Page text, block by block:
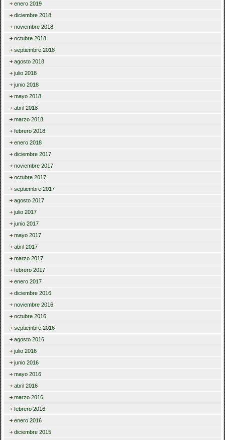
enero 2019
diciembre 2018
noviembre 2018
octubre 2018
septiembre 2018
agosto 2018
julio 2018
junio 2018
mayo 2018
abril 2018
marzo 2018
febrero 2018
enero 2018
diciembre 2017
noviembre 2017
octubre 2017
septiembre 2017
agosto 2017
julio 2017
junio 2017
mayo 2017
abril 2017
marzo 2017
febrero 2017
enero 2017
diciembre 2016
noviembre 2016
octubre 2016
septiembre 2016
agosto 2016
julio 2016
junio 2016
mayo 2016
abril 2016
marzo 2016
febrero 2016
enero 2016
diciembre 2015